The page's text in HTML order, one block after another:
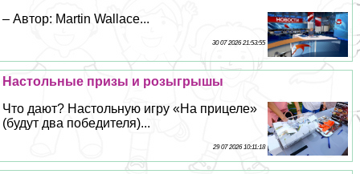
– Автор: Martin Wallace...
30 07 2026 21:53:55
Настольные призы и розыгрышы
Что дают? Настольную игру «На прицеле»
(будут два победителя)...
29 07 2026 10:11:18